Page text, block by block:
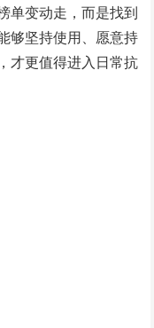
单变动走，而是找到
够坚持使用、愿意持
才更值得进入日常抗